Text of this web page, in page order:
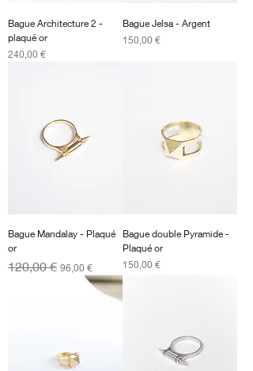
Bague Architecture 2 -
plaqué or
Prix
240,00 €
Bague Jelsa - Argent
Prix
150,00 €
Bague Mandalay - Plaqué
or
Prix original
120,00 € Prix promotionnel
96,00 €
Bague double Pyramide -
Plaqué or
Prix
150,00 €